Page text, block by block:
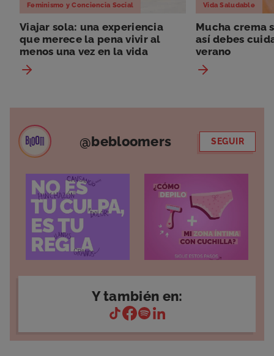
Feminismo y Conciencia Social
Viajar sola: una experiencia
que merece la pena vivir al
menos una vez en la vida
Vida Saludable
Mucha crema
así debes
verano
@bebloomers SEGUIR
Y también en: